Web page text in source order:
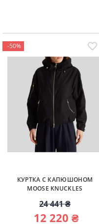
-50%
КУРТКА С КАПЮШОНОМ
MOOSE KNUCKLES
24 441 ₴
12 220 ₴